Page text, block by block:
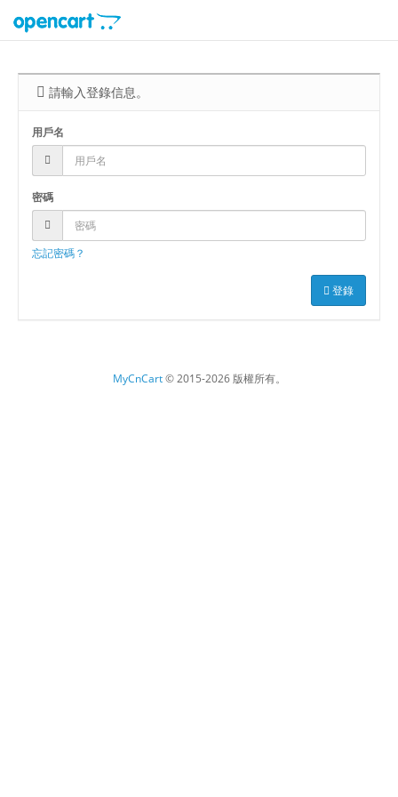
請輸入登錄信息。
用戶名
密碼
忘記密碼？
登錄
MyCnCart© 2015-2026 版權所有。